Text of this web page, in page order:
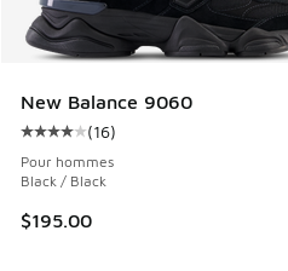
New Balance 9060
Cote moyenne du client - [4
(16)
Pour hommes
Black / Black
$195.00